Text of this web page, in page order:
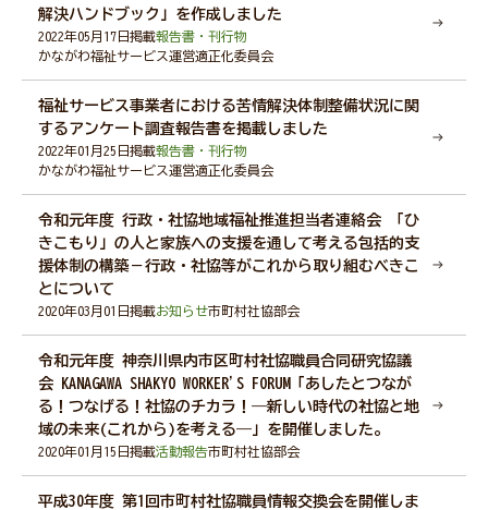
2022年05月17日掲載報告書・刊行物
かながわ福祉サービス運営適正化委員会
解決ハンドブック」を作成しました
2022年01月25日掲載報告書・刊行物
かながわ福祉サービス運営適正化委員会
福祉サービス事業者における苦情解決体制整備状況に関
するアンケート調査報告書を掲載しました
2020年03月01日掲載お知らせ市町村社協部会
令和元年度 行政・社協地域福祉推進担当者連絡会 「ひ
きこもり」の人と家族への支援を通して考える包括的支
援体制の構築－行政・社協等がこれから取り組むべきこ
とについて
2020年01月15日掲載活動報告市町村社協部会
令和元年度 神奈川県内市区町村社協職員合同研究協議
会 KANAGAWA SHAKYO WORKER'S FORUM「あしたとつなが
る！つなげる！社協のチカラ！―新しい時代の社協と地
域の未来(これから)を考える―」を開催しました。
平成30年度 第1回市町村社協職員情報交換会を開催しま